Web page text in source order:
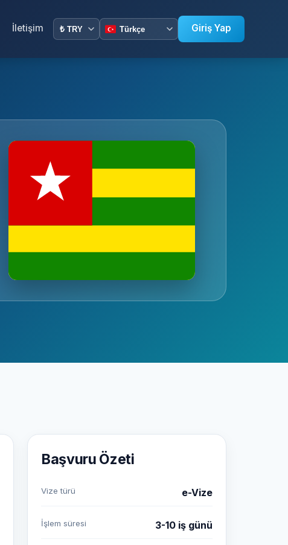
İletişim Giriş Yap
Başvuru Özeti
Vize türü e-Vize
İşlem süresi 3-10 iş günü